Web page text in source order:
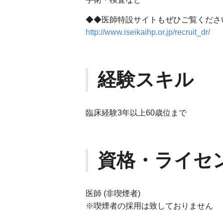
◆◆医師特設サイトもぜひご覧くだ
http://www.iseikaihp.or.jp/recruit_dr/
経験スキル
臨床経験3年以上60歳位まで
資格・ライセ
医師 (非喫煙者)
※喫煙者の採用は致しておりません